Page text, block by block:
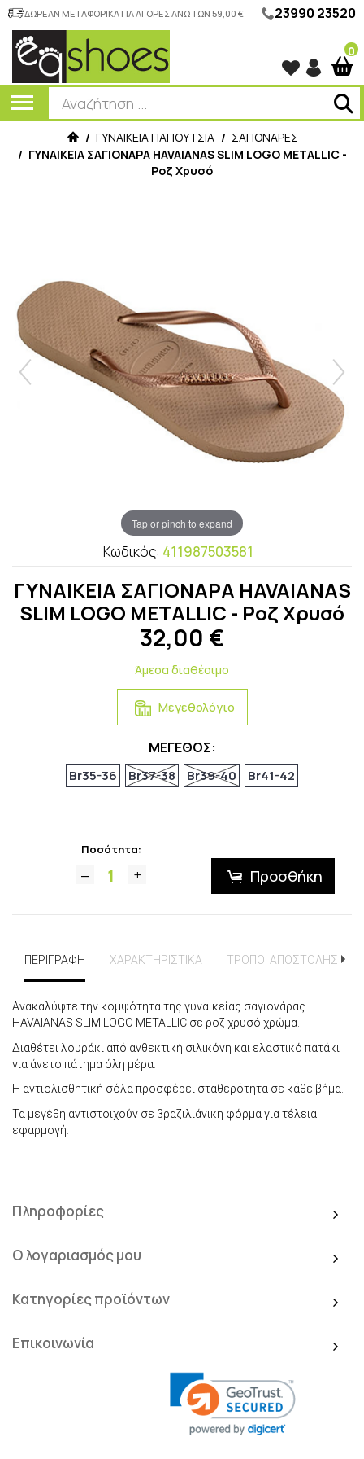
ΔΩΡΕΑΝ ΜΕΤΑΦΟΡΙΚΑ ΓΙΑ ΑΓΟΡΕΣ ΑΝΩ ΤΩΝ 59,00 € 23990 23520
0
/ ΓΥΝΑΙΚΕΙΑ ΠΑΠΟΥΤΣΙΑ / ΣΑΓΙΟΝΑΡΕΣ
/ ΓΥΝΑΙΚΕΙΑ ΣΑΓΙΟΝΑΡΑ HAVAIANAS SLIM LOGO METALLIC -
Ροζ Xρυσό
Tap or pinch to expand
Κωδικός: 411987503581
ΓΥΝΑΙΚΕΙΑ ΣΑΓΙΟΝΑΡΑ HAVAIANAS
SLIM LOGO METALLIC - Ροζ Xρυσό
32,00 €
Άμεσα διαθέσιμο
Μεγεθολόγιο
ΜΕΓΕΘΟΣ:
Br35-36 Br37-38 Br39-40 Br41-42
Ποσότητα:
Προσθήκη
ΠΕΡΙΓΡΑΦΗ ΧΑΡΑΚΤΗΡΙΣΤΙΚΑ ΤΡΟΠΟΙ ΑΠΟΣΤΟΛΗΣ
Ανακαλύψτε την κομψότητα της γυναικείας σαγιονάρας
HAVAIANAS SLIM LOGO METALLIC σε ροζ χρυσό χρώμα.
Διαθέτει λουράκι από ανθεκτική σιλικόνη και ελαστικό πατάκι
για άνετο πάτημα όλη μέρα.
Η αντιολισθητική σόλα προσφέρει σταθερότητα σε κάθε βήμα.
Τα μεγέθη αντιστοιχούν σε βραζιλιάνικη φόρμα για τέλεια
εφαρμογή.
Πληροφορίες
Ο λογαριασμός μου
Κατηγορίες προϊόντων
Επικοινωνία